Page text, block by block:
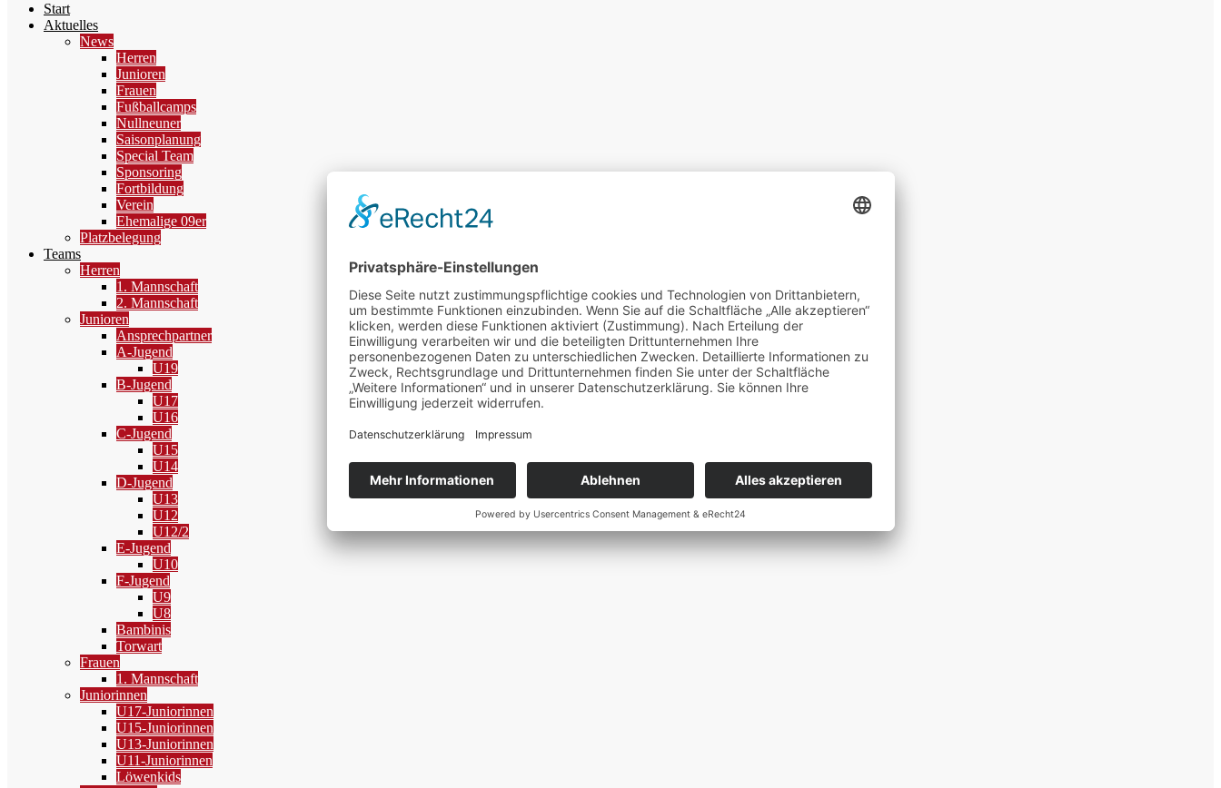
Start
Aktuelles
News
Herren
Junioren
Frauen
Fußballcamps
Nullneuner
Saisonplanung
Special Team
Sponsoring
Fortbildung
Verein
Ehemalige 09er
Platzbelegung
Teams
Herren
1. Mannschaft
2. Mannschaft
Junioren
Ansprechpartner
A-Jugend
U19
B-Jugend
U17
U16
C-Jugend
U15
U14
D-Jugend
U13
U12
U12/2
E-Jugend
U10
F-Jugend
U9
U8
Bambinis
Torwart
Frauen
1. Mannschaft
Juniorinnen
U17-Juniorinnen
U15-Juniorinnen
U13-Juniorinnen
U11-Juniorinnen
Löwenkids